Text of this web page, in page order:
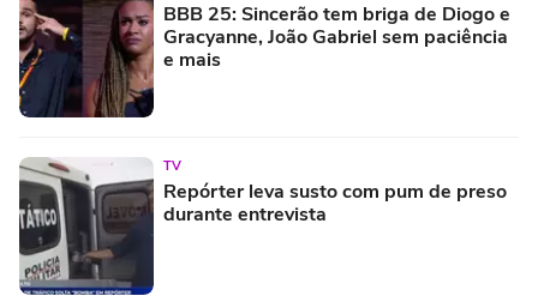
BBB 25: Sincerão tem briga de Diogo e
Gracyanne, João Gabriel sem paciência
e mais
TV
Repórter leva susto com pum de preso
durante entrevista